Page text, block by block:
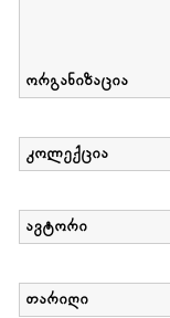
ორგანიზაცია
კოლექცია
ავტორი
თარიღი